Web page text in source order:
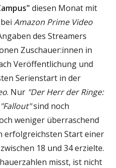
diesen Monat mit
Amazon Prime Video
des Streamers
Zuschauer:innen in
Veröffentlichung und
Serienstart in der
. Nur "Der Herr der Ringe:
"Fallout"sind noch
weniger überraschend
erfolgreichsten Start einer
18 und 34 erzielte.
misst, ist nicht